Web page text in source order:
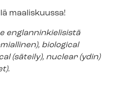
maaliskuussa!
englan­nin­kie­li­sis­tä
biological
(säteily), nuclear (ydin)